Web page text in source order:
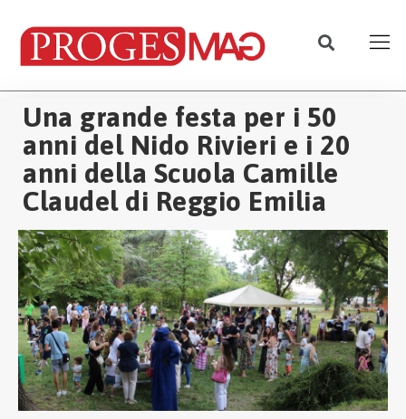
Una grande festa per i 50
anni del Nido Rivieri e i 20
anni della Scuola Camille
Claudel di Reggio Emilia